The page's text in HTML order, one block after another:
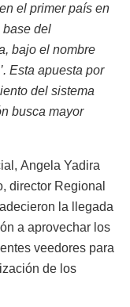
el primer país en
base del
bajo el nombre
Esta apuesta por
del sistema
busca mayor
Angela Yadira
director Regional
la llegada
a aprovechar los
veedores para
de los